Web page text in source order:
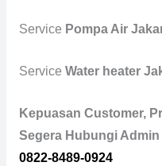
Service Pompa Air
Service Water heater
Kepuasan Customer,
Segera Hubungi Admin
0822-8489-0924